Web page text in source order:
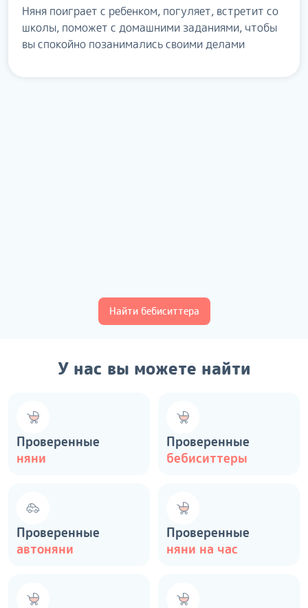
Няня поиграет с ребенком, погуляет, встретит со
школы, поможет с домашними заданиями, чтобы
вы спокойно позанимались своими делами
Найти бебиситтера
У нас вы можете найти
Проверенные
няни
Проверенные
бебиситтеры
Проверенные
автоняни
Проверенные
няни на час